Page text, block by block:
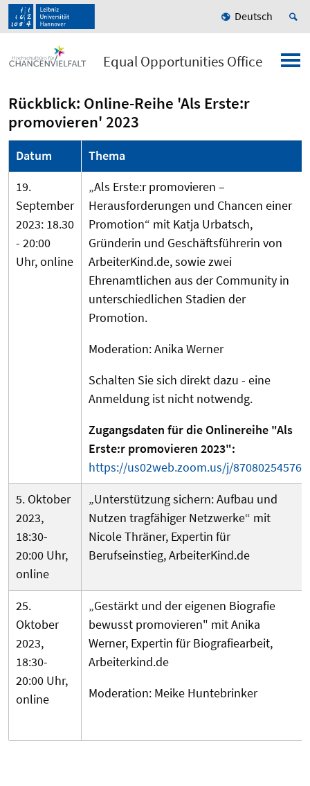
Deutsch
Equal Opportunities Office
Rückblick: Online-Reihe 'Als Erste:r
promovieren' 2023
Datum
Thema
19.
September
2023: 18.30
- 20:00
Uhr, online
„Als Erste:r promovieren –
Herausforderungen und Chancen einer
Promotion“ mit Katja Urbatsch,
Gründerin und Geschäftsführerin von
ArbeiterKind.de, sowie zwei
Ehrenamtlichen aus der Community in
unterschiedlichen Stadien der
Promotion.
Moderation: Anika Werner
Schalten Sie sich direkt dazu - eine
Anmeldung ist nicht notwendg.
Zugangsdaten für die Onlinereihe "Als
Erste:r promovieren 2023":
https://us02web.zoom.us/j/87080254576
5. Oktober
2023,
18:30-
20:00 Uhr,
online
„Unterstützung sichern: Aufbau und
Nutzen tragfähiger Netzwerke“ mit
Nicole Thräner, Expertin für
Berufseinstieg, ArbeiterKind.de
25.
Oktober
2023,
18:30-
20:00 Uhr,
online
„Gestärkt und der eigenen Biografie
bewusst promovieren" mit Anika
Werner, Expertin für Biografiearbeit,
Arbeiterkind.de
Moderation: Meike Huntebrinker